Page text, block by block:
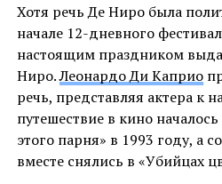
Хотя речь Де Ниро была
начале 12-дневного
настоящим праздником
Ниро.Леонардо Ди Каприо
речь, представляя актера к
путешествие в кино
этого парня» в 1993 году, а
вместе снялись в «Убийцах